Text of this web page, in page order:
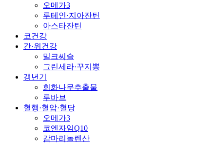
오메가3
루테인·지아잔틴
아스타잔틴
코건강
간·위건강
밀크씨슬
그린세라·꾸지뽕
갱년기
회화나무추출물
루바브
혈행·혈압·혈당
오메가3
코엔자임Q10
감마리놀렌산